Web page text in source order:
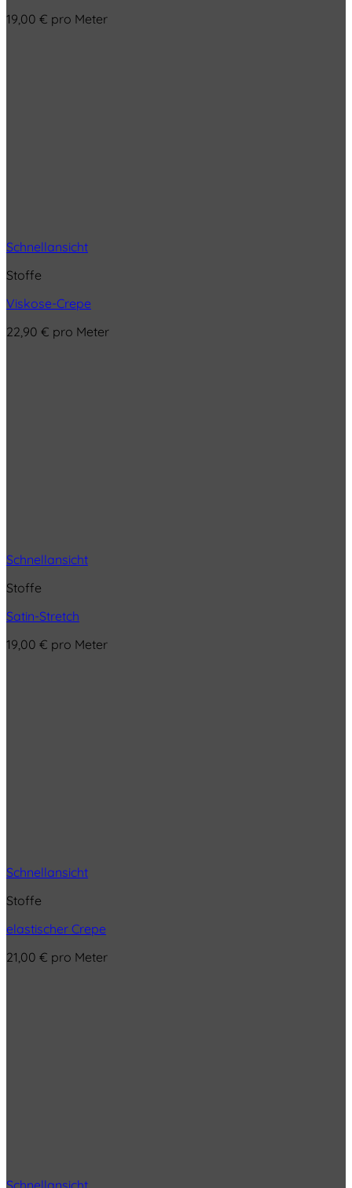
19,00 € pro Meter
Schnellansicht
Stoffe
Viskose-Crepe
22,90 € pro Meter
Schnellansicht
Stoffe
Satin-Stretch
19,00 € pro Meter
Schnellansicht
Stoffe
elastischer Crepe
21,00 € pro Meter